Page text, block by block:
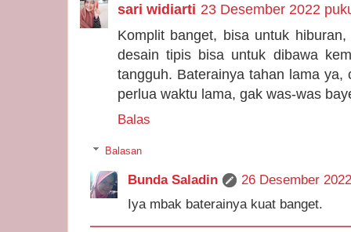
sari widiarti 23 Desember 2022
Komplit banget, bisa untuk
desain tipis bisa untuk dibawa
tangguh. Baterainya tahan lama
perlua waktu lama, gak was-was
Balas
Balasan
Bunda Saladin
26 Desember
Iya mbak baterainya kuat banget.